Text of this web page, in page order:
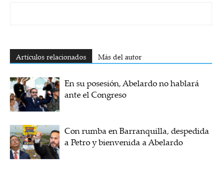
Artículos relacionados Más del autor
En su posesión, Abelardo no hablará
ante el Congreso
Con rumba en Barranquilla, despedida
a Petro y bienvenida a Abelardo